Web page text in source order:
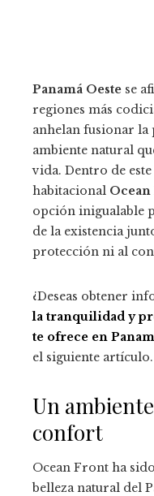
Panamá Oeste se
regiones más
anhelan fusionar
ambiente natural
vida. Dentro de
habitacional
opción inigualable
de la existencia
protección ni al
¿Deseas obtener
la tranquilidad y
te ofrece en
el siguiente artículo.
Un
confort
Ocean Front ha
belleza natural del